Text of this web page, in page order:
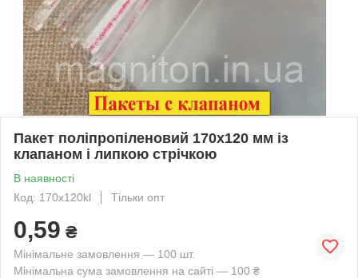
Пакет поліпропіленовий 170х120 мм із
клапаном і липкою стрічкою
В наявності
Код: 170x120kl
Тільки опт
0,59 ₴
Мінімальне замовлення — 100 шт.
Мінімальна сума замовлення на сайті — 100 ₴